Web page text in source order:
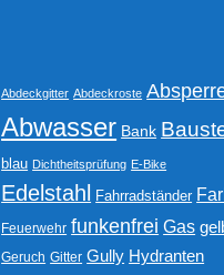
Abdeckgitter Abdeckroste
Abwasser Bank
blau Dichtheitsprüfung E-Bike
Edelstahl Fahrradständer
Feuerwehr funkenfrei Gas
Geruch Gitter Gully Hydranten